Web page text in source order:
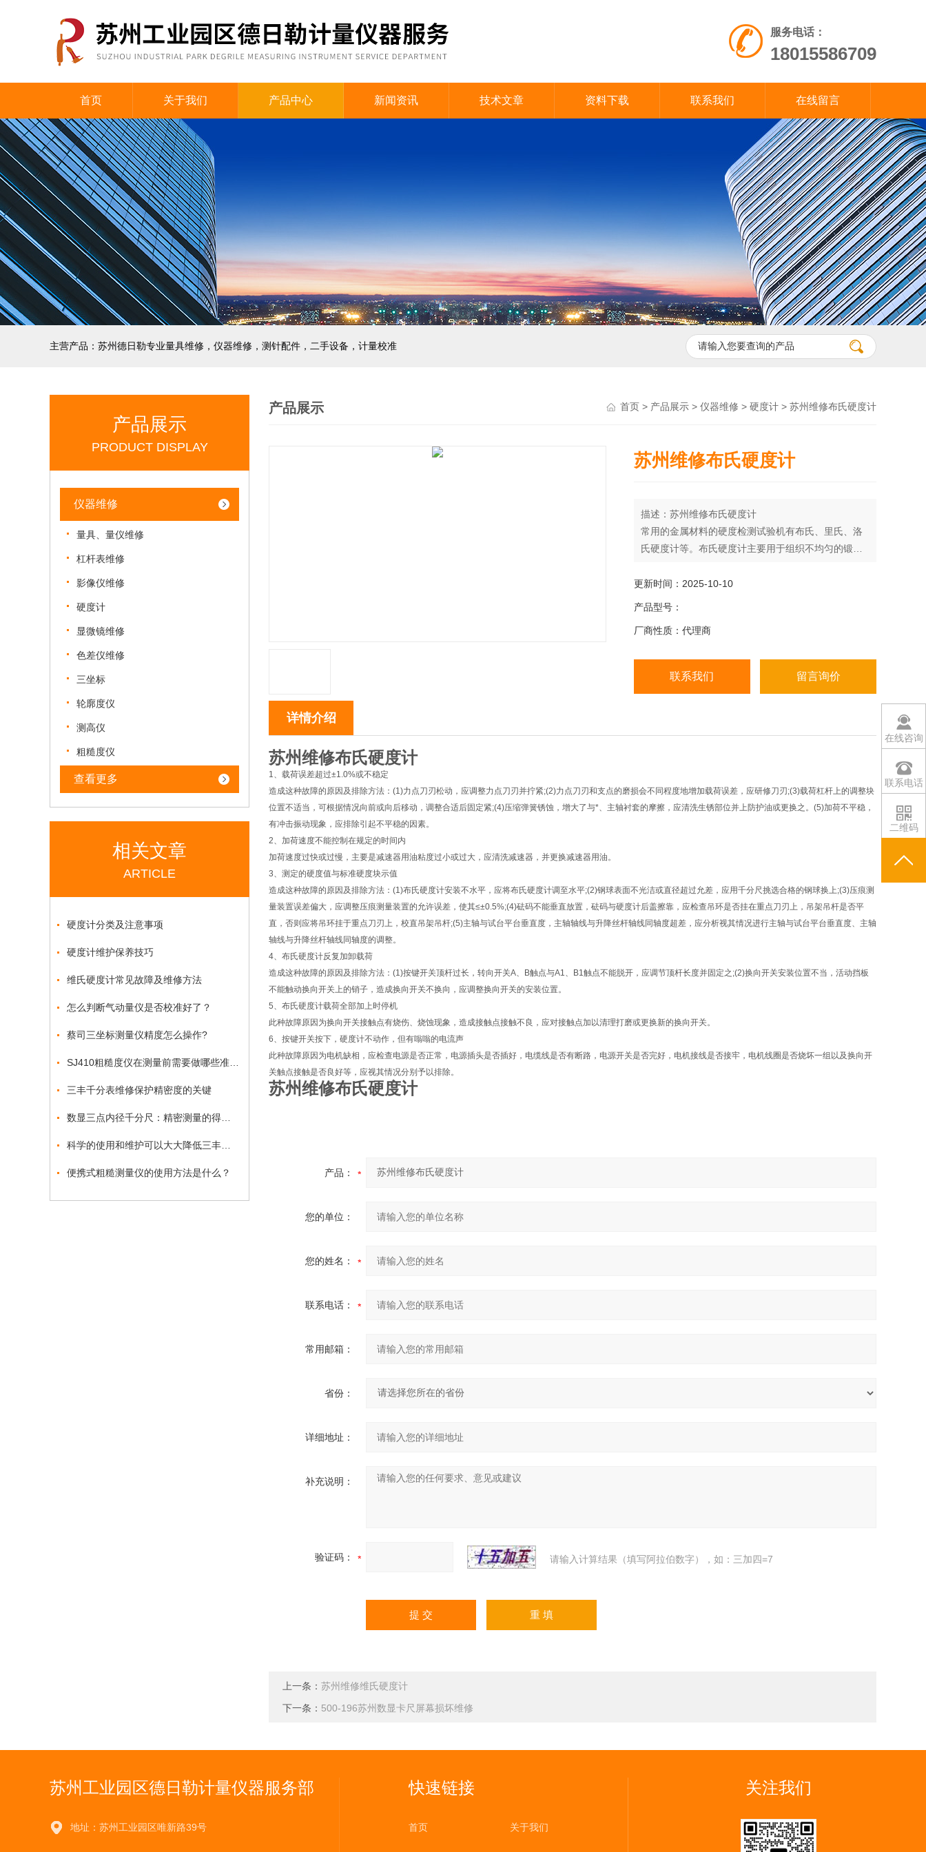
服务电话：
18015586709
首页 关于我们 产品中心 新闻资讯 技术文章 资料下载 联系我们 在线留言
主营产品：苏州德日勒专业量具维修，仪器维修，测针配件，二手设备，计量校准
产品展示
PRODUCT DISPLAY
仪器维修
量具、量仪维修
杠杆表维修
影像仪维修
硬度计
显微镜维修
色差仪维修
三坐标
轮廓度仪
测高仪
粗糙度仪
查看更多
相关文章
ARTICLE
硬度计分类及注意事项
硬度计维护保养技巧
维氏硬度计常见故障及维修方法
怎么判断气动量仪是否校准好了？
蔡司三坐标测量仪精度怎么操作?
三丰千分表维修保护精密度的关键
便携式粗糙测量仪的使用方法是什么？
产品展示 首页 > 产品展示 > 仪器维修 > 硬度计 > 苏州维修布氏硬度计
苏州维修布氏硬度计
描述：苏州维修布氏硬度计
常用的金属材料的硬度检测试验机有布氏、里氏、洛
氏硬度计等。布氏硬度计主要用于组织不均匀的锻钢
试验有着较好的对应关系。里氏硬度计适用于金属材
料的快速硬度测试，特别适宜对大型零部件及不可拆
头，6种试验力，根据金属材料材质、硬度范围及尺寸
更新时间：2025-10-10
产品型号：
厂商性质：代理商
联系我们 留言询价
详情介绍
苏州维修布氏硬度计
1、载荷误差超过±1.0%或不稳定
造成这种故障的原因及排除方法：(1)力点刀刃松动，应调整力点刀刃并拧紧;(2)力点刀刃和支点的磨损会不同程度地增加载荷误差，应研修刀刃;(3)载荷杠杆上的调整块
位置不适当，可根据情况向前或向后移动，调整合适后固定紧;(4)压缩弹簧锈蚀，增大了与*、主轴衬套的摩擦，应清洗生锈部位并上防护油或更换之。(5)加荷不平稳，
有冲击振动现象，应排除引起不平稳的因素。
2、加荷速度不能控制在规定的时间内
加荷速度过快或过慢，主要是减速器用油粘度过小或过大，应清洗减速器，并更换减速器用油。
3、测定的硬度值与标准硬度块示值
造成这种故障的原因及排除方法：(1)布氏硬度计安装不水平，应将布氏硬度计调至水平;(2)钢球表面不光洁或直径超过允差，应用千分尺挑选合格的钢球换上;(3)压痕测
量装置误差偏大，应调整压痕测量装置的允许误差，使其≤±0.5%;(4)砝码不能垂直放置，砝码与硬度计后盖擦靠，应检查吊环是否挂在重点刀刃上，吊架吊杆是否平
直，否则应将吊环挂于重点刀刃上，校直吊架吊杆;(5)主轴与试台平台垂直度，主轴轴线与升降丝杆轴线同轴度超差，应分析视其情况进行主轴与试台平台垂直度、主轴
轴线与升降丝杆轴线同轴度的调整。
4、布氏硬度计反复加卸载荷
造成这种故障的原因及排除方法：(1)按键开关顶杆过长，转向开关A、B触点与A1、B1触点不能脱开，应调节顶杆长度并固定之;(2)换向开关安装位置不当，活动挡板
不能触动换向开关上的销子，造成换向开关不换向，应调整换向开关的安装位置。
5、布氏硬度计载荷全部加上时停机
此种故障原因为换向开关接触点有烧伤、烧蚀现象，造成接触点接触不良，应对接触点加以清理打磨或更换新的换向开关。
6、按键开关按下，硬度计不动作，但有嗡嗡的电流声
此种故障原因为电机缺相，应检查电源是否正常，电源插头是否插好，电缆线是否有断路，电源开关是否完好，电机接线是否接牢，电机线圈是否烧坏一组以及换向开
关触点接触是否良好等，应视其情况分别予以排除。
苏州维修布氏硬度计
产品：
您的单位：
您的姓名：
联系电话：
常用邮箱：
省份：
详细地址：
补充说明：
验证码： 请输入计算结果（填写阿拉伯数字），如：三加四=7
上一条： 苏州维修维氏硬度计
下一条： 500-196苏州数显卡尺屏幕损坏维修
苏州工业园区德日勒计量仪器服务部
地址：苏州工业园区唯新路39号
快速链接
首页 关于我们
关注我们
在线咨询
联系电话
二维码